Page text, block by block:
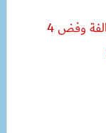
ضربات رقابية بالجيزة.. ضبط 1423 مخالفة وفض 4